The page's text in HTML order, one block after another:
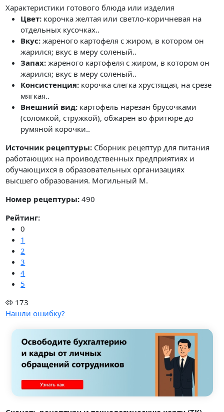
Характеристики готового блюда или изделия
Цвет: корочка желтая или светло-коричневая на
отдельных кусочках..
Вкус: жареного картофеля с жиром, в котором он
жарился; вкус в меру соленый..
Запах: жареного картофеля с жиром, в котором он
жарился; вкус в меру соленый..
Консистенция: корочка слегка хрустящая, на срезе
мягкая..
Внешний вид: картофель нарезан брусочками
(соломкой, стружкой), обжарен во фритюре до
румяной корочки..
Источник рецептуры: Сборник рецептур для питания
работающих на проиводственных предприятиях и
обучающихся в образовательных организациях
высшего образования. Могильный М.
Номер рецептуры: 490
Рейтинг:
0
1
2
3
4
5
173
Нашли ошибку?